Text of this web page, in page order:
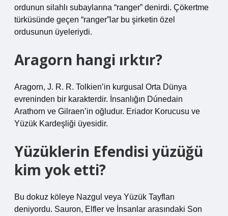
ordunun silahlı subaylarına “ranger” denirdi. Çökertme
türküsünde geçen “ranger”lar bu şirketin özel
ordusunun üyeleriydi.
Aragorn hangi ırktır?
Aragorn, J. R. R. Tolkien’in kurgusal Orta Dünya
evreninden bir karakterdir. İnsanlığın Dúnedain
Arathorn ve Gilraen’in oğludur. Eriador Korucusu ve
Yüzük Kardeşliği üyesidir.
Yüzüklerin Efendisi yüzüğü
kim yok etti?
Bu dokuz köleye Nazgul veya Yüzük Tayfları
deniyordu. Sauron, Elfler ve İnsanlar arasındaki Son